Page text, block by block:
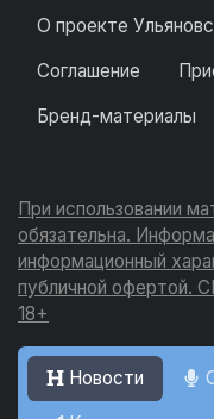
О проекте
Соглашение
Бренд-материалы
При использовании
обязательна.
информационный
публичной
18+
Новости